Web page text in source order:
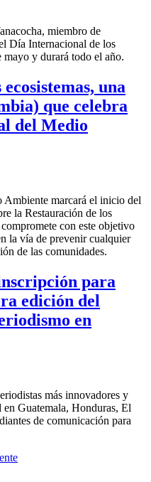
miembro de
Día Internacional de los
mayo y durará todo el año.
una
que celebra
del Medio
marcará el inicio del
la Restauración de los
con este objetivo
la vía de prevenir cualquier
de las comunidades.
para
edición del
en
más innovadores y
en Guatemala, Honduras, El
de comunicación para